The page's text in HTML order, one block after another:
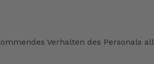
Verhalten des Personals